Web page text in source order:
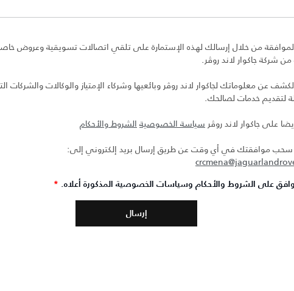
من خلال إرسالك لهذه الإستمارة على تلقي اتصالات تسويقية وعروض خاصة
شركة جاكوار لاند روڤر.
عن معلوماتك لجاكوار لاند روڤر وبائعيها وشركاء الإمتياز والوكالات والشركات
لتقديم خدمات لصالحك.
على جاكوار لاند روڤر سياسة الخصوصية الشروط والأحكام
موافقتك في أي وقت عن طريق إرسال بريد إلكتروني إلى:
أوافق على الشروط والأحكام وسياسات الخصوصية المذكورة أعلاه. *